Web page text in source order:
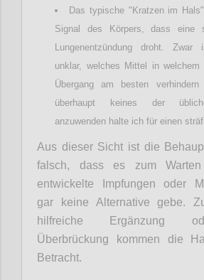
Das typische "Kratzen im
Signal des Körpers, dass eine
Lungenentzündung droht.
unklar, welches Mittel in welchem
Übergang am besten
überhaupt keines der
anzuwenden halte ich für einen
Aus dieser Sicht ist die
falsch, dass es zum
entwickelte Impfungen oder
gar keine Alternative gebe.
hilfreiche Ergänzung
Überbrückung kommen die
Betracht.